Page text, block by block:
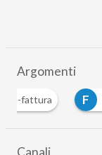
Argomenti
e-fattura F